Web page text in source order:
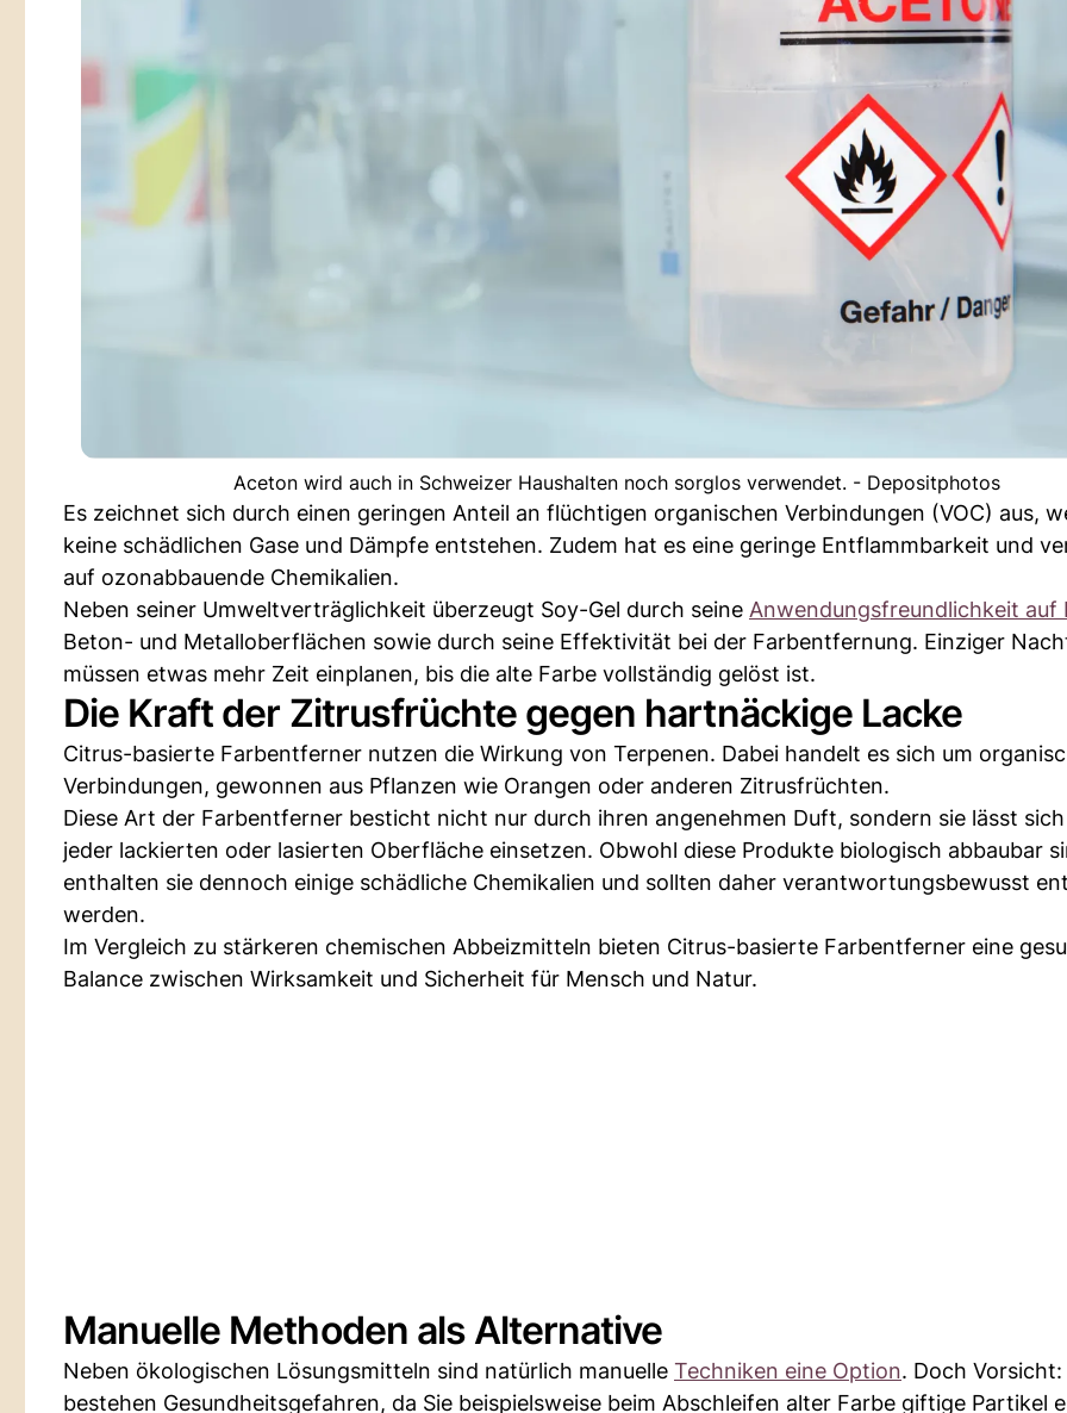
Aceton wird auch in Schweizer Haushalten noch sorglos verwendet. - Depositphotos
Es zeichnet sich durch einen geringen Anteil an flüchtigen organischen Verbindungen (VOC) aus,
keine schädlichen Gase und Dämpfe entstehen. Zudem hat es eine geringe Entflammbarkeit und
auf ozonabbauende Chemikalien.
Neben seiner Umweltverträglichkeit überzeugt Soy-Gel durch seine Anwendungsfreundlichkeit auf
Beton- und Metalloberflächen sowie durch seine Effektivität bei der Farbentfernung. Einziger
müssen etwas mehr Zeit einplanen, bis die alte Farbe vollständig gelöst ist.
Die Kraft der Zitrusfrüchte gegen hartnäckige Lacke
Citrus-basierte Farbentferner nutzen die Wirkung von Terpenen. Dabei handelt es sich um
Verbindungen, gewonnen aus Pflanzen wie Orangen oder anderen Zitrusfrüchten.
Diese Art der Farbentferner besticht nicht nur durch ihren angenehmen Duft, sondern sie lässt
jeder lackierten oder lasierten Oberfläche einsetzen. Obwohl diese Produkte biologisch abbaubar
enthalten sie dennoch einige schädliche Chemikalien und sollten daher verantwortungsbewusst
werden.
Im Vergleich zu stärkeren chemischen Abbeizmitteln bieten Citrus-basierte Farbentferner eine
Balance zwischen Wirksamkeit und Sicherheit für Mensch und Natur.
Manuelle Methoden als Alternative
Neben ökologischen Lösungsmitteln sind natürlich manuelle Techniken eine Option. Doch
bestehen Gesundheitsgefahren, da Sie beispielsweise beim Abschleifen alter Farbe giftige Partikel